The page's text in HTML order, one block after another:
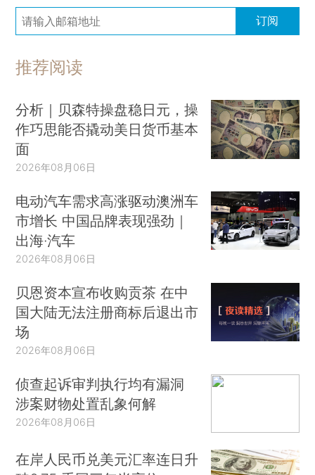
订阅
推荐阅读
分析｜贝森特操盘稳日元，操
作巧思能否撬动美日货币基本
面
2026年08月06日
电动汽车需求高涨驱动澳洲车
市增长 中国品牌表现强劲｜
出海·汽车
2026年08月06日
贝恩资本宣布收购贡茶 在中
国大陆无法注册商标后退出市
场
2026年08月06日
侦查起诉审判执行均有漏洞
涉案财物处置乱象何解
2026年08月06日
在岸人民币兑美元汇率连日升